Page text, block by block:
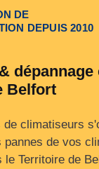
DE
DEPUIS 2010
Belfort
de climatiseurs
pannes de vos
le Territoire de